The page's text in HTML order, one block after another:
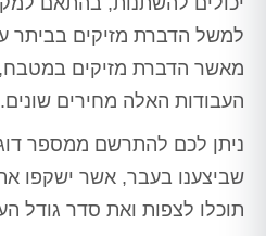
למשל הדברת מזיקים בביתר
מאשר הדברת מזיקים במטבח,
העבודות האלה מחירים שונים.
ניתן לכם להתרשם ממספר
שביצענו בעבר, אשר ישקפו
תוכלו לצפות ואת סדר גודל